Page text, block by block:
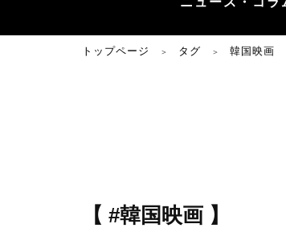
トップページ ＞ タグ ＞ 韓国映画
【 #韓国映画 】